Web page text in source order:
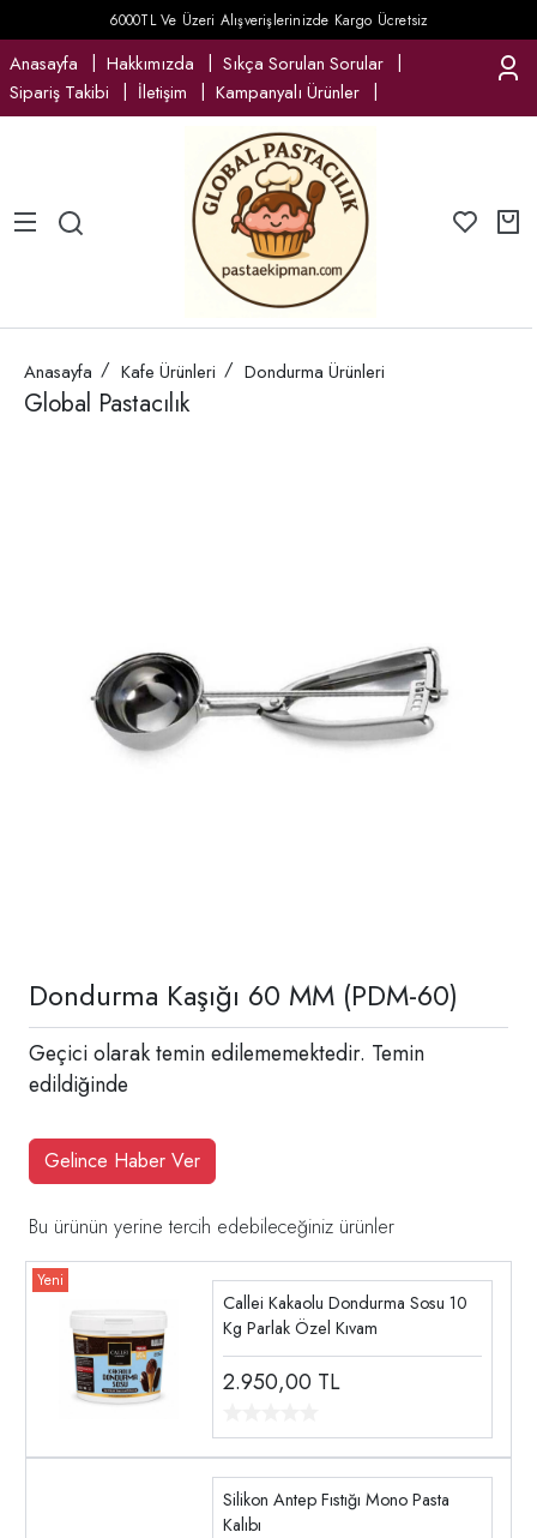
6000TL Ve Üzeri Alışverişlerinizde Kargo Ücretsiz
Anasayfa Hakkımızda
Sıkça Sorulan Sorular
Sipariş Takibi
İletişim Kampanyalı Ürünler
Anasayfa Kafe Ürünleri Dondurma Ürünleri
Global Pastacılık
Dondurma Kaşığı 60 MM (PDM-60)
Geçici olarak temin edilememektedir. Temin
edildiğinde
Gelince Haber Ver
Bu ürünün yerine tercih edebileceğiniz ürünler
Callei Kakaolu Dondurma Sosu 10
Kg Parlak Özel Kıvam
2.950,00 TL
Silikon Antep Fıstığı Mono Pasta
Kalıbı